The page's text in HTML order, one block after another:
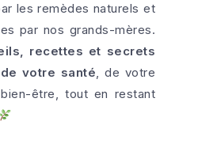
les remèdes naturels et
par nos grands-mères.
recettes et secrets
votre santé, de votre
être, tout en restant